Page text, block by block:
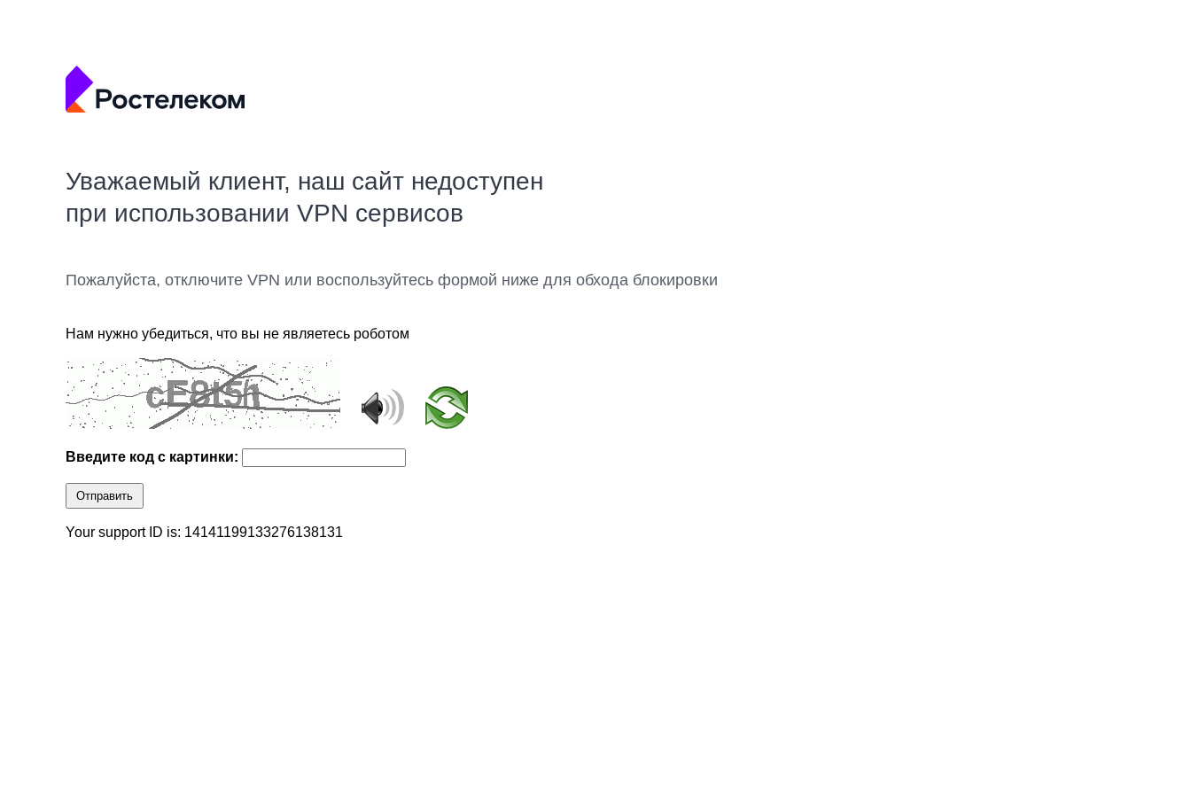
Уважаемый клиент, наш сайт недоступен
при использовании VPN сервисов
Пожалуйста, отключите VPN или воспользуйтесь формой ниже для обхода блокировки
Нам нужно убедиться, что вы не являетесь роботом
Введите код с картинки:
Отправить
Your support ID is: 14141199133276138131